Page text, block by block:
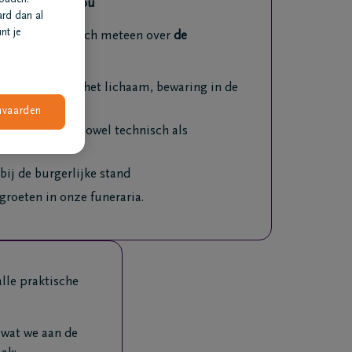
doet voor jou
ontfermen zich meteen over de
opbaring van het lichaam, bewaring in de
de uitvaart, zowel technisch als
de burgerlijke stand
in onze funeraria.
praktische
we aan de
dan al
je